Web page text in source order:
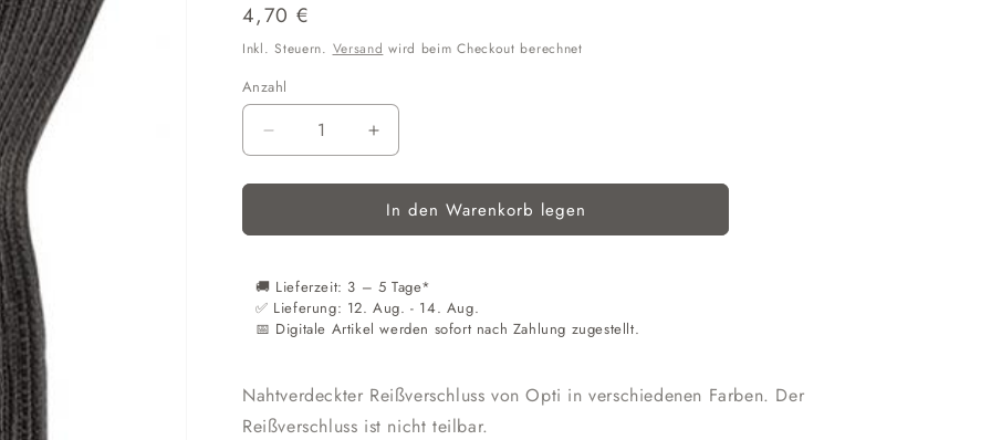
Normaler
Preis
4,70 €
Inkl. Steuern. Versand wird beim Checkout berechnet
Anzahl
Anzahl
Verringere
die
Menge
Reißverschluss
S43
25cm
nahtverdeckt
Erhöhe
die
Menge
für
Reißverschluss
S43
25cm
nahtverdeckt
In den Warenkorb legen
🚚 Lieferzeit: 3 – 5 Tage*
​​✅ Lieferung: 12. Aug. - 14. Aug.
📅 Digitale Artikel werden sofort nach Zahlung zugestellt.
Nahtverdeckter Reißverschluss von Opti in verschiedenen Farben. Der
Reißverschluss ist nicht teilbar.